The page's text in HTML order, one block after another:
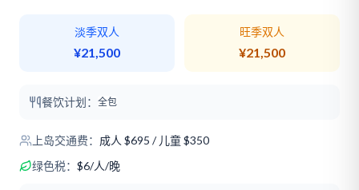
淡季双人
¥21,500
旺季双人
¥21,500
餐饮计划： 全包
上岛交通费： 成人 $695 / 儿童 $350
绿色税： $6/人/晚